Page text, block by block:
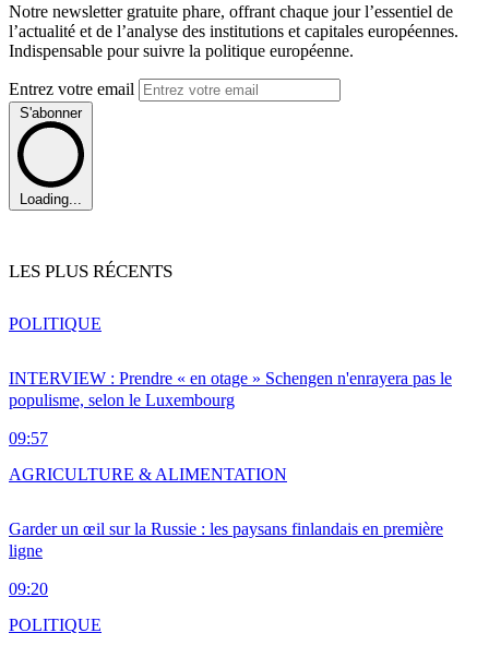
Notre newsletter gratuite phare, offrant chaque jour l’essentiel de
l’actualité et de l’analyse des institutions et capitales européennes.
Indispensable pour suivre la politique européenne.
Entrez votre email
S'abonner
Loading...
LES PLUS RÉCENTS
INTERVIEW : Prendre « en otage » Schengen n'enrayera pas le
populisme, selon le Luxembourg
09:57
POLITIQUE
Garder un œil sur la Russie : les paysans finlandais en première
ligne
09:20
AGRICULTURE & ALIMENTATION
POLITIQUE